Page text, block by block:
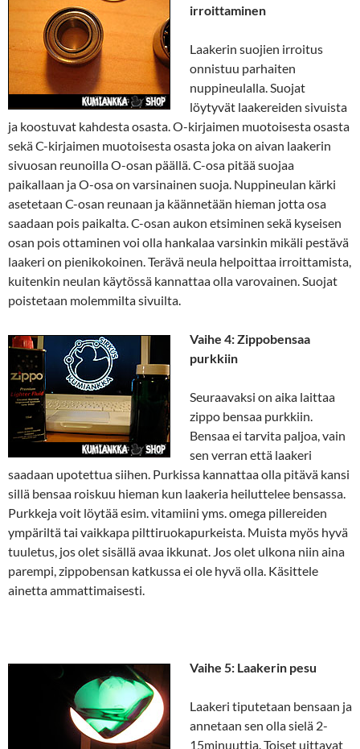
irroittaminen
Laakerin suojien irroitus
onnistuu parhaiten
nuppineulalla. Suojat
löytyvät laakereiden sivuista
ja koostuvat kahdesta osasta. O-kirjaimen muotoisesta osasta
sekä C-kirjaimen muotoisesta osasta joka on aivan laakerin
sivuosan reunoilla O-osan päällä. C-osa pitää suojaa
paikallaan ja O-osa on varsinainen suoja. Nuppineulan kärki
asetetaan C-osan reunaan ja käännetään hieman jotta osa
saadaan pois paikalta. C-osan aukon etsiminen sekä kyseisen
osan pois ottaminen voi olla hankalaa varsinkin mikäli pestävä
laakeri on pienikokoinen. Terävä neula helpoittaa irroittamista,
kuitenkin neulan käytössä kannattaa olla varovainen. Suojat
poistetaan molemmilta sivuilta.
Vaihe 4: Zippobensaa
purkkiin
Seuraavaksi on aika laittaa
zippo bensaa purkkiin.
Bensaa ei tarvita paljoa, vain
sen verran että laakeri
saadaan upotettua siihen. Purkissa kannattaa olla pitävä kansi
sillä bensaa roiskuu hieman kun laakeria heiluttelee bensassa.
Purkkeja voit löytää esim. vitamiini yms. omega pillereiden
ympäriltä tai vaikkapa pilttiruokapurkeista. Muista myös hyvä
tuuletus, jos olet sisällä avaa ikkunat. Jos olet ulkona niin aina
parempi, zippobensan katkussa ei ole hyvä olla. Käsittele
ainetta ammattimaisesti.
Vaihe 5: Laakerin pesu
Laakeri tiputetaan bensaan ja
annetaan sen olla sielä 2-
15minuuttia. Toiset uittavat